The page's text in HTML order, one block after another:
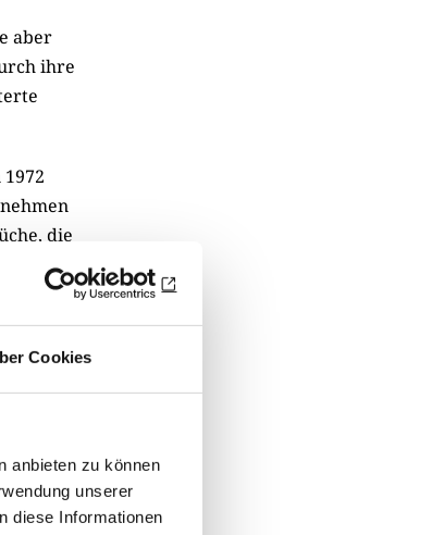
Cookies
anbieten zu können
unserer
diese Informationen
aber
ihre
die
und
„Kult
an,
Wolf